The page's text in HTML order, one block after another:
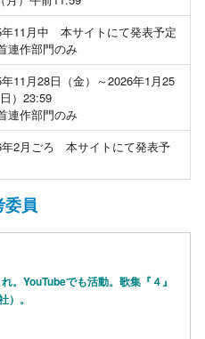
年11月中 本サイトにて発表予定
連作部門のみ
11月28日（金）～2026年1月25
）23:59
連作部門のみ
年2月ごろ 本サイトにて発表予
委員
。YouTubeでも活動。歌集『４』
）。